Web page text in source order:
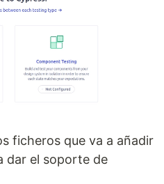
ficheros que va a añadir
dar el soporte de